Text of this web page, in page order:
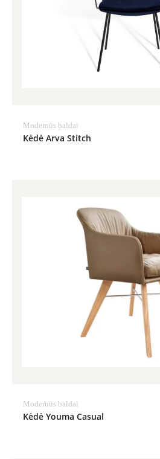
Modernūs baldai
Kėdė Arva Stitch
Modernūs baldai
Kėdė Youma Casual